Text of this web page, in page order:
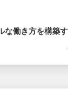
な働き方を構築